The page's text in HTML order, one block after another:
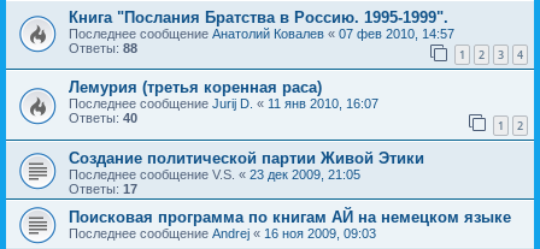
Книга "Послания Братства в Россию. 1995-1999".
Последнее сообщение Анатолий Ковалев « 07 фев 2010, 14:57
Ответы: 88 1 2 3 4
Лемурия (третья коренная раса)
Последнее сообщение Jurij D. « 11 янв 2010, 16:07
Ответы: 40 1 2
Создание политической партии Живой Этики
Последнее сообщение V.S. « 23 дек 2009, 21:05
Ответы: 17
Поисковая программа по книгам АЙ на немецком языке
Последнее сообщение Andrej « 16 ноя 2009, 09:03